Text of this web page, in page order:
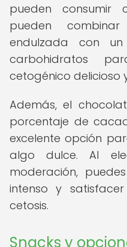
pueden consumir
pueden
endulzada con
carbohidratos
cetogénico delicioso
Además, el
porcentaje de
excelente opción
algo dulce. Al
moderación,
intenso y
cetosis.
Snacks y